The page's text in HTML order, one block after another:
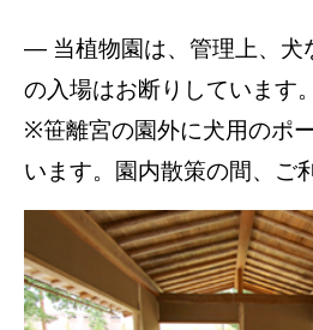
― 当植物園は、管理上、犬
の入場はお断りしています。
※笹離宮の園外に犬用のポ
います。園内散策の間、ご